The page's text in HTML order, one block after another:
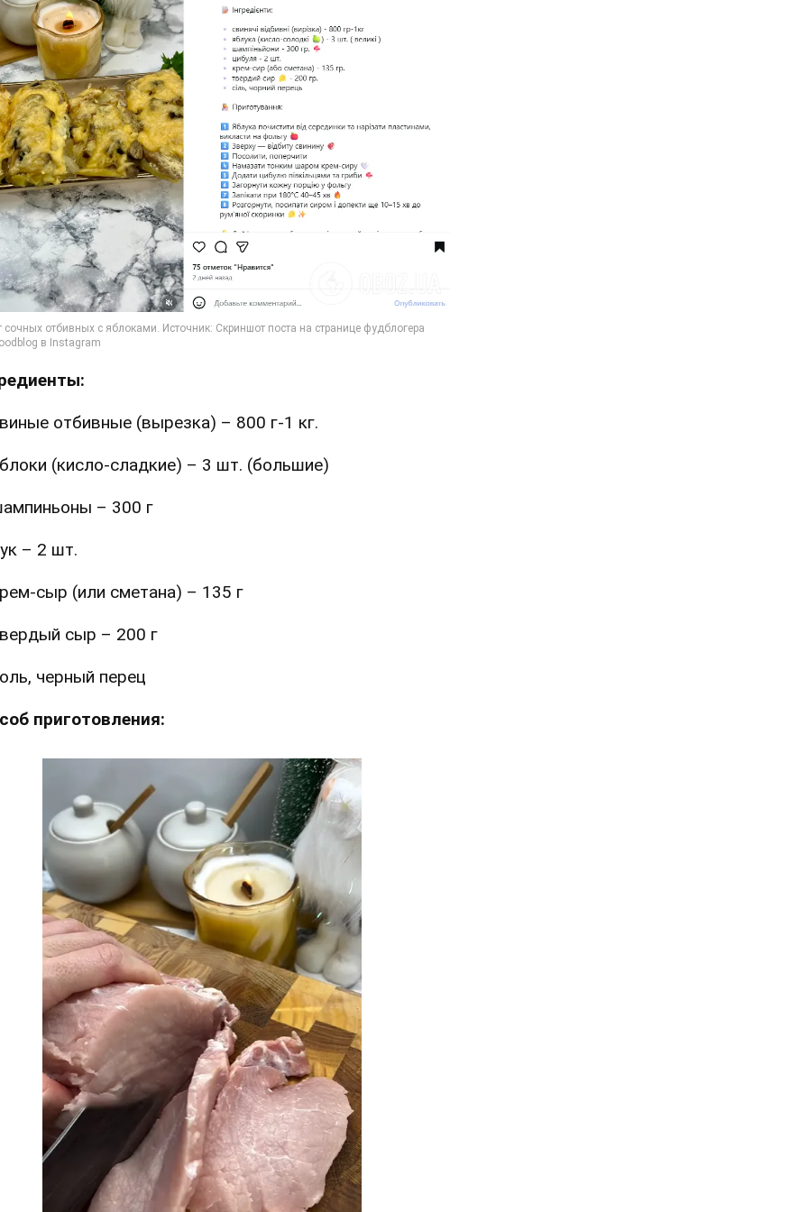
отбивные (вырезка) – 800 г-1 кг.
(кисло-сладкие) – 3 шт. (большие)
– 300 г
– 2 шт.
сыр (или сметана) – 135 г
сыр – 200 г
черный перец
приготовления: